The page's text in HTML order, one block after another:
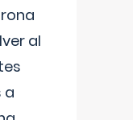
al
a